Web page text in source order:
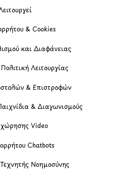
& Cookies
και Διαφάνειας
Λειτουργίας
& Επιστροφών
& Διαγωνισμούς
Video
Chatbots
Νοημοσύνης